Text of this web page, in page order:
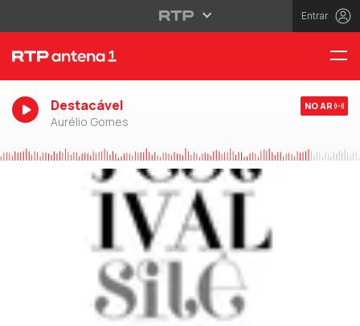
Entrar
Destacável
Aurélio Gomes
NO AR